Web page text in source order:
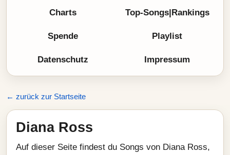
Charts Top-Songs|Rankings
Spende Playlist
Datenschutz Impressum
← zurück zur Startseite
Diana Ross
Auf dieser Seite findest du Songs von Diana Ross,